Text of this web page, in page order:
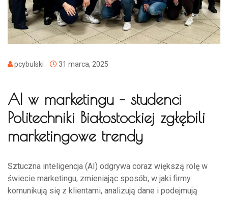
pcybulski 31 marca, 2025
AI w marketingu – studenci
Politechniki Białostockiej zgłębili
marketingowe trendy
Sztuczna inteligencja (AI) odgrywa coraz większą rolę w
świecie marketingu, zmieniając sposób, w jaki firmy
komunikują się z klientami, analizują dane i podejmują